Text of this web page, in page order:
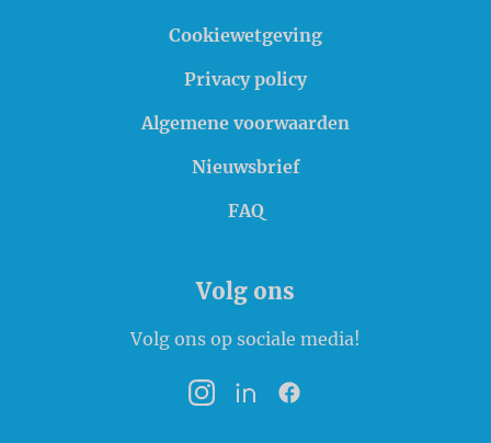
Cookiewetgeving
Privacy policy
Algemene voorwaarden
Nieuwsbrief
FAQ
Volg ons
Volg ons op sociale media!
InstagramLinkedInFacebook